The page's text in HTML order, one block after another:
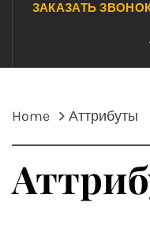
ЗАКАЗАТЬ
Home Аттрибуты